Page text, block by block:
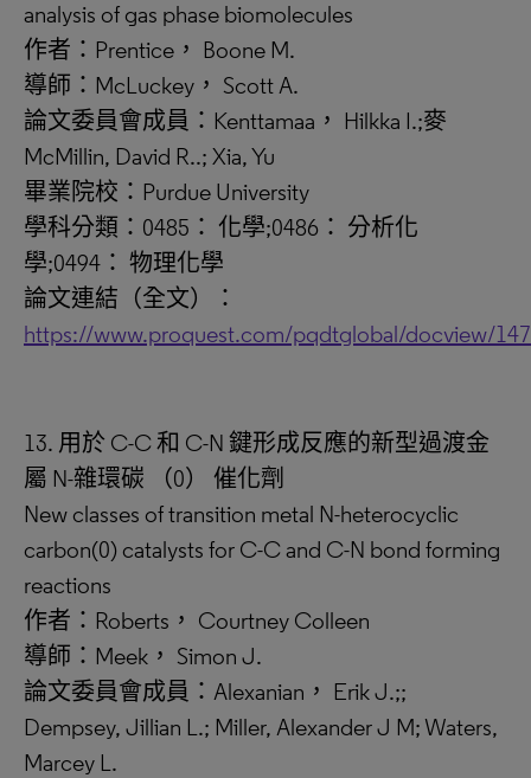
analysis of gas phase biomolecules
作者：Prentice， Boone M.
導師：McLuckey， Scott A.
論文委員會成員：Kenttamaa， Hilkka I.;麥
McMillin, David R..; Xia, Yu
畢業院校：Purdue University
學科分類：0485： 化學;0486： 分析化
學;0494： 物理化學
論文連結（全文）：
https://www.proquest.com/pqdtglobal/docview/
13. 用於 C-C 和 C-N 鍵形成反應的新型過渡金
屬 N-雜環碳 （0） 催化劑
New classes of transition metal N-heterocyclic
carbon(0) catalysts for C-C and C-N bond forming
reactions
作者：Roberts， Courtney Colleen
導師：Meek， Simon J.
論文委員會成員：Alexanian， Erik J.;;
Dempsey, Jillian L.; Miller, Alexander J M; Waters,
Marcey L.